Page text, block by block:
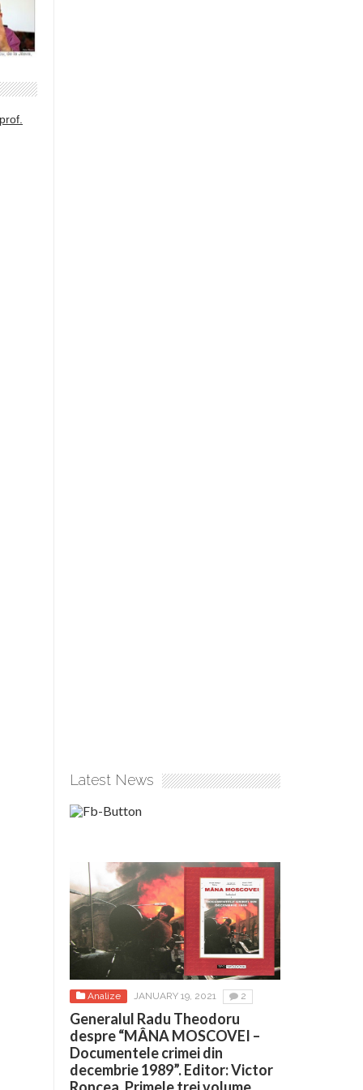
Latest News
Analize JANUARY 19, 2021 2
Generalul Radu Theodoru
despre “MÂNA MOSCOVEI –
Documentele crimei din
decembrie 1989”. Editor: Victor